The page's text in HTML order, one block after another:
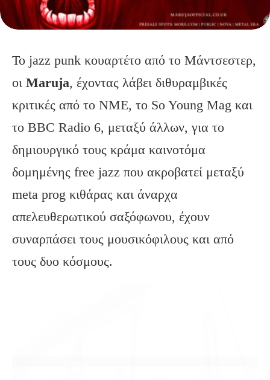
Το jazz punk κουαρτέτο από το Μάντσεστερ,
οι Maruja, έχοντας λάβει διθυραμβικές
κριτικές από το NME, το So Young Mag και
το BBC Radio 6, μεταξύ άλλων, για το
δημιουργικό τους κράμα καινοτόμα
δομημένης free jazz που ακροβατεί μεταξύ
meta prog κιθάρας και άναρχα
απελευθερωτικού σαξόφωνου, έχουν
συναρπάσει τους μουσικόφιλους και από
τους δυο κόσμους.